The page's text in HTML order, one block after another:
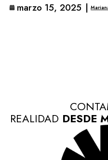
marzo 15, 2025 |
REALIDAD DESDE